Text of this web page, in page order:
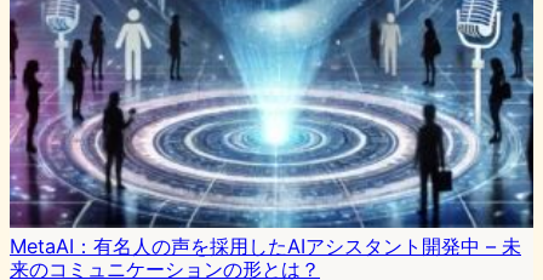
MetaAI：有名人の声を採用したAIアシスタント開発中 – 未
来のコミュニケーションの形とは？